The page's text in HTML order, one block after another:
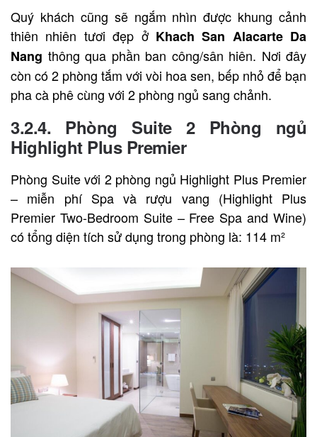
Quý khách cũng sẽ ngắm nhìn được khung cảnh
thiên nhiên tươi đẹp ở Khach San Alacarte Da
Nang thông qua phần ban công/sân hiên. Nơi đây
còn có 2 phòng tắm với vòi hoa sen, bếp nhỏ để bạn
pha cà phê cùng với 2 phòng ngủ sang chảnh.
3.2.4. Phòng Suite 2 Phòng ngủ
Highlight Plus Premier
Phòng Suite với 2 phòng ngủ Highlight Plus Premier
– miễn phí Spa và rượu vang (Highlight Plus
Premier Two-Bedroom Suite – Free Spa and Wine)
có tổng diện tích sử dụng trong phòng là: 114 m²